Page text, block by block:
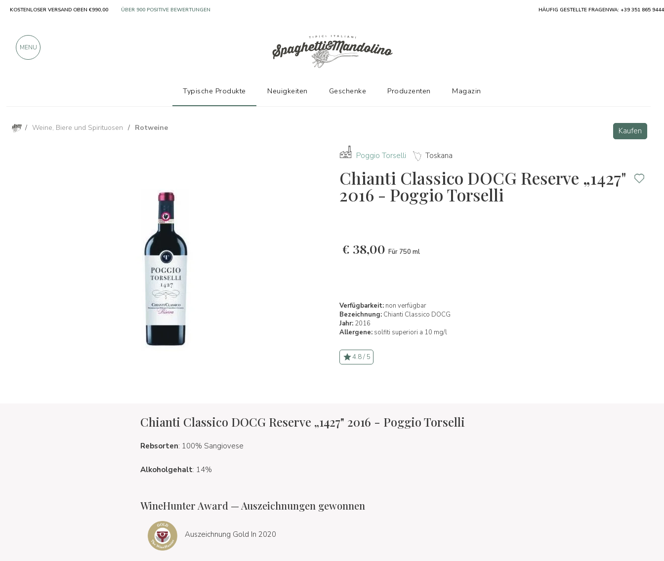
/ Weine, Biere und Spirituosen / Rotweine Kaufen
Poggio Torselli Toskana
Chianti Classico DOCG Reserve „1427"
2016 - Poggio Torselli
€ 38,00 Für 750 ml
Verfügbarkeit: non verfügbar
Bezeichnung: Chianti Classico DOCG
Jahr: 2016
Allergene: solfiti superiori a 10 mg/l
4.8 / 5
Chianti Classico DOCG Reserve „1427" 2016 - Poggio Torselli
Rebsorten: 100% Sangiovese
Alkoholgehalt: 14%
WineHunter Award — Auszeichnungen gewonnen
Auszeichnung Gold In 2020
KOSTENLOSER VERSAND OBEN €990,00 NUR PRODUKTE VON AUSGEZEICHNETEN HERSTELLERN HÄUFIG GESTELLTE FRAGENWA: +39 351 865 9444
MENU
Typische Produkte Neuigkeiten Geschenke Produzenten Magazin